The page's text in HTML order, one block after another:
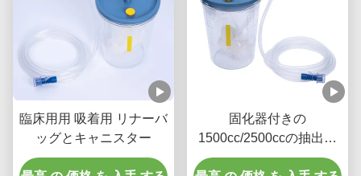
臨床用用 吸着用 リナーバ
ッグとキャニスター
固化器付きの
1500cc/2500ccの抽出用
吸着用包装袋と缶詰